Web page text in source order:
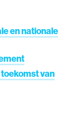
en nationale
van